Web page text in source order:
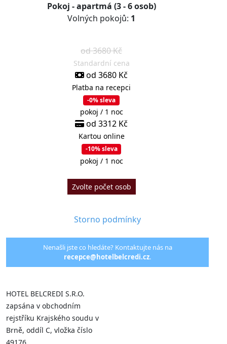
Pokoj - apartmá (3 - 6 osob)
Volných pokojů: 1
od 3680 Kč
Standardní cena
od 3680 Kč
Platba na recepci
-0% sleva
pokoj / 1 noc
od 3312 Kč
Kartou online
-10% sleva
pokoj / 1 noc
Zvolte počet osob
Storno podmínky
Nenašli jste co hledáte? Kontaktujte nás na
recepce@hotelbelcredi.cz.
HOTEL BELCREDI S.R.O.
zapsána v obchodním
rejstříku Krajského soudu v
Brně, oddíl C, vložka číslo
49176